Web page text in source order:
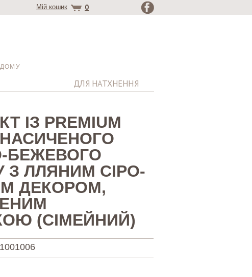
Мій кошик 0
ДЛЯ НАТХНЕННЯ
ІЗ PREMIUM
БЕЖЕВОГО
З ЛЛЯНИМ СІРО-
ДЕКОРОМ,
(СІМЕЙНИЙ)